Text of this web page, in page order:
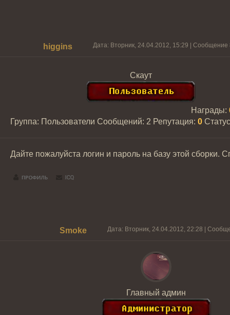
higgins Дата: Вторник, 24.04.2012, 15:29 |
Скаут
Группа: Пользователи Сообщений: 2
Награды:
Репутация: 0
Дайте пожалуйста логин и пароль на базу этой сборки.
Smoke Дата: Вторник, 24.04.2012, 22:28 |
Главный админ